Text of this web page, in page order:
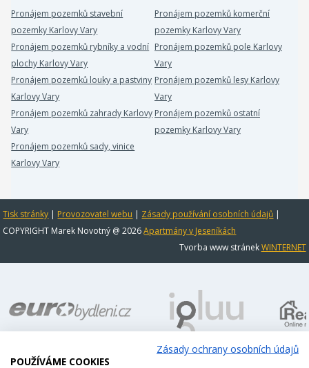
Pronájem pozemků stavební
pozemky Karlovy Vary
Pronájem pozemků komerční
pozemky Karlovy Vary
Pronájem pozemků rybníky a vodní
plochy Karlovy Vary
Pronájem pozemků pole Karlovy
Vary
Pronájem pozemků louky a pastviny
Karlovy Vary
Pronájem pozemků lesy Karlovy
Vary
Pronájem pozemků zahrady Karlovy
Vary
Pronájem pozemků ostatní
pozemky Karlovy Vary
Pronájem pozemků sady, vinice
Karlovy Vary
Tisk stránky | Provozovatel webu | Zásady používání osobních údajů |
COPYRIGHT Marek Novotný @ 2026Apartmány v Jeseníkách
Tvorba www stránekWINTERNET
Zásady ochrany osobních údajů
POUŽÍVÁME COOKIES